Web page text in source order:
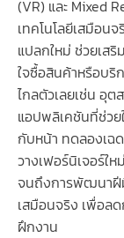
(VR) และ Mixed
เทคโนโลยีเสมือน
แปลกใหม่ ช่วยเส
ใจซื้อสินค้าหรือบริ
ไกลตัวเลยเช่น อุ
แอปพลิเคชันที่ช่วย
กับหน้า ทดลองเฉ
วางเฟอร์นิเจอร์ใ
จนถึงการพัฒนาฝี
เสมือนจริง เพื่อล
ฝึกงาน